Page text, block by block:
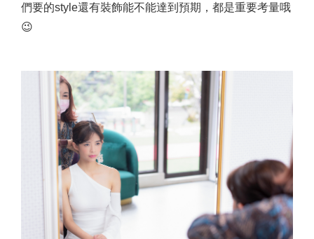
們要的style還有裝飾能不能達到預期，都是重要考量哦
😉